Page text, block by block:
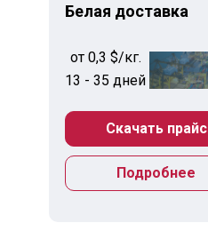
Белая доставка
от 0,3 $/кг.
13 - 35 дней
Скачать прайс
Подробнее